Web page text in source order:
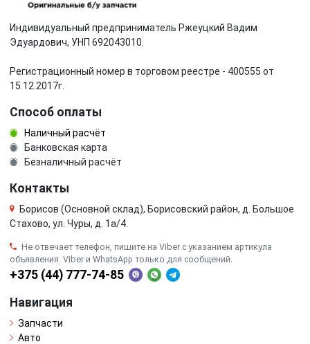
Индивидуальный предприниматель Ржеуцкий Вадим
Эдуардович, УНП 692043010.
Регистрационный номер в торговом реестре - 400555 от
15.12.2017г.
Способ оплаты
Наличный расчёт
Банковская карта
Безналичный расчёт
Контакты
Борисов (Основной склад), Борисовский район, д. Большое
Стахово, ул. Чуры, д. 1a/4.
Не отвечает телефон, пишите на Viber с указанием артикула
объявления. Viber и WhatsApp только для сообщений.
+375 (44) 777-74-85
Навигация
Запчасти
Авто